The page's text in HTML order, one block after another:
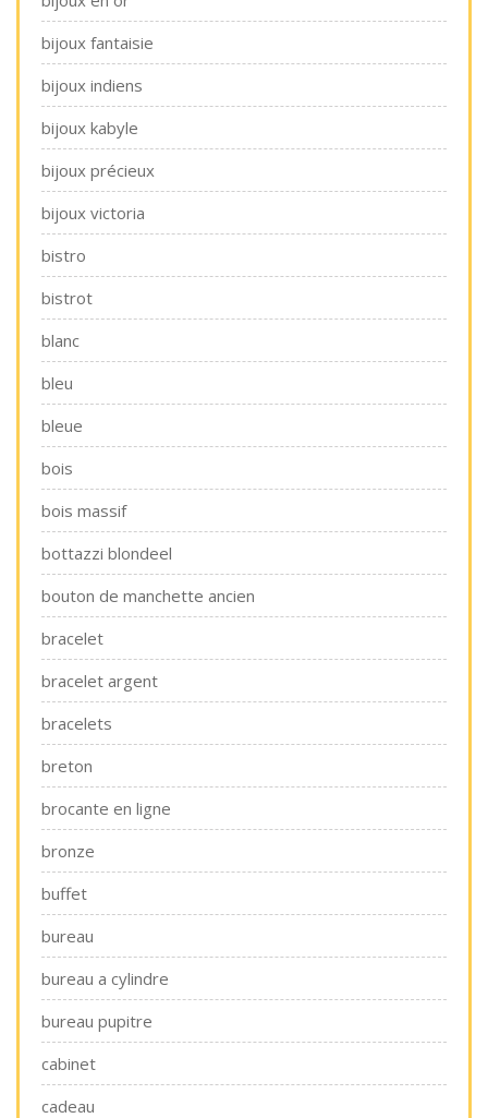
bijoux fantaisie
bijoux indiens
bijoux kabyle
bijoux précieux
bijoux victoria
bistro
bistrot
blanc
bleu
bleue
bois
bois massif
bottazzi blondeel
bouton de manchette ancien
bracelet
bracelet argent
bracelets
breton
brocante en ligne
bronze
buffet
bureau
bureau a cylindre
bureau pupitre
cabinet
cadeau